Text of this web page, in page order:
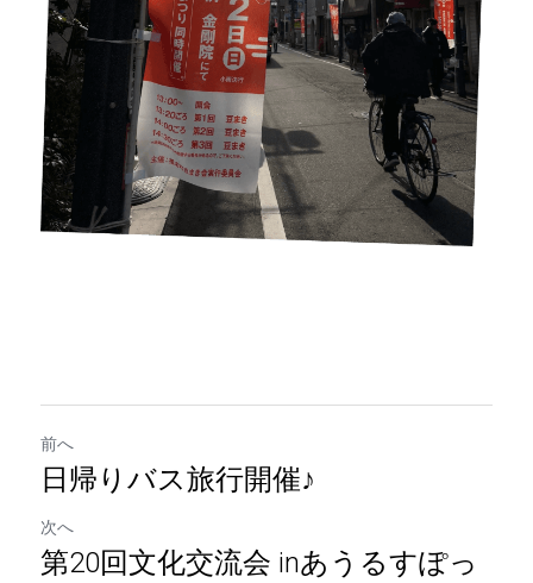
前へ
日帰りバス旅行開催♪
次へ
第20回文化交流会 inあうるすぽっ